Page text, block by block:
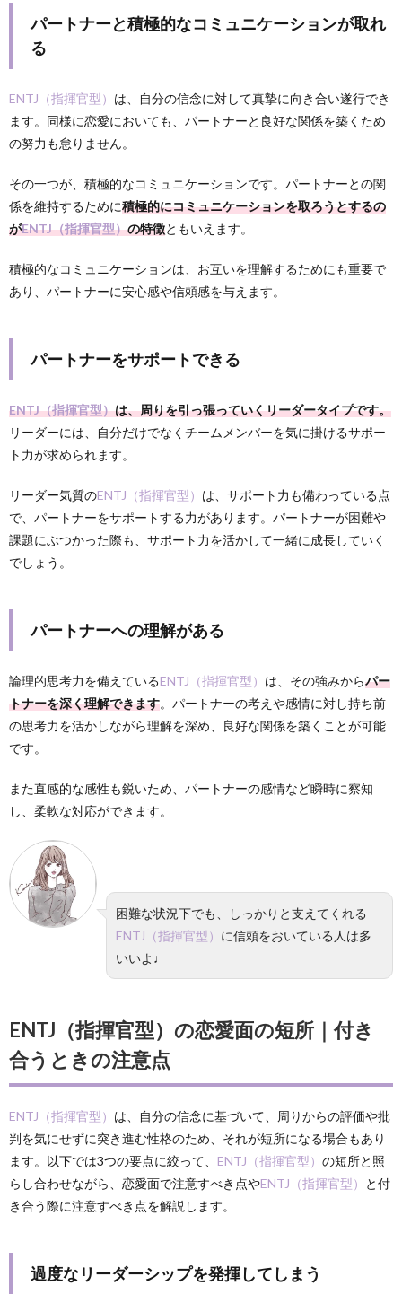
パートナーと積極的なコミュニケーションが取れ
る
ENTJ（指揮官型） は、自分の信念に対して真摯に向き合い遂行でき
ます。同様に恋愛においても、パートナーと良好な関係を築くため
の努力も怠りません。
その一つが、積極的なコミュニケーションです。パートナーとの関
係を維持するために積極的にコミュニケーションを取ろうとするの
がENTJ（指揮官型）の特徴ともいえます。
積極的なコミュニケーションは、お互いを理解するためにも重要で
あり、パートナーに安心感や信頼感を与えます。
パートナーをサポートできる
ENTJ（指揮官型）は、周りを引っ張っていくリーダータイプです。
リーダーには、自分だけでなくチームメンバーを気に掛けるサポー
ト力が求められます。
リーダー気質のENTJ（指揮官型） は、サポート力も備わっている点
で、パートナーをサポートする力があります。パートナーが困難や
課題にぶつかった際も、サポート力を活かして一緒に成長していく
でしょう。
パートナーへの理解がある
論理的思考力を備えているENTJ（指揮官型） は、その強みからパー
トナーを深く理解できます。パートナーの考えや感情に対し持ち前
の思考力を活かしながら理解を深め、良好な関係を築くことが可能
です。
また直感的な感性も鋭いため、パートナーの感情など瞬時に察知
し、柔軟な対応ができます。
困難な状況下でも、しっかりと支えてくれる
ENTJ（指揮官型） に信頼をおいている人は多
いいよ♩
ENTJ（指揮官型）の恋愛面の短所｜付き
合うときの注意点
ENTJ（指揮官型） は、自分の信念に基づいて、周りからの評価や批
判を気にせずに突き進む性格のため、それが短所になる場合もあり
ます。以下では3つの要点に絞って、 ENTJ（指揮官型） の短所と照
らし合わせながら、恋愛面で注意すべき点やENTJ（指揮官型）
と付
き合う際に注意すべき点を解説します。
過度なリーダーシップを発揮してしまう